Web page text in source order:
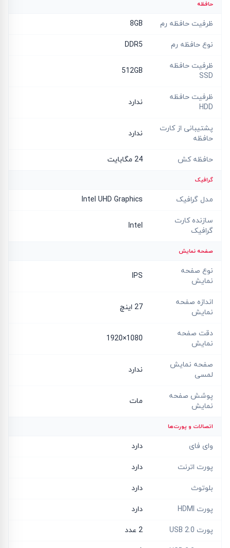
حافظه
ظرفیت حافظه رم 8GB
نوع حافظه رم DDR5
ظرفیت حافظه
SSD
512GB
ظرفیت حافظه
HDD
ندارد
پشتیبانی از کارت
حافظه
ندارد
حافظه کش 24 مگابایت
گرافیک
مدل گرافیک Intel UHD Graphics
سازنده کارت
گرافیک
Intel
صفحه نمایش
نوع صفحه
نمایش
IPS
اندازه صفحه
نمایش
27 اینچ
دقت صفحه
نمایش
1080×1920
صفحه نمایش
لمسی
ندارد
پوشش صفحه
نمایش
مات
اتصالات و پورت‌ها
وای فای دارد
پورت اترنت دارد
بلوتوث دارد
پورت HDMI دارد
پورت USB 2.0 2 عدد